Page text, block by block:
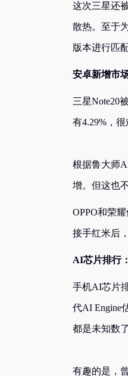
这次三星还
散热。至于
版本进行匹
安卓新增市
三星Note20
有4.29%，
根据鲁大师
增。但这也
OPPO和荣
接手红米后
AI芯片排行
手机AI芯片
代AI Engine
都是未知数了
有趣的是，